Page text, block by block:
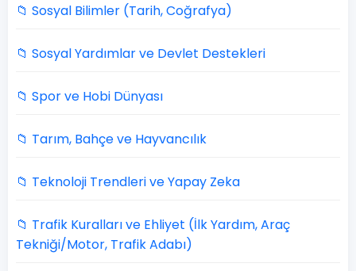
📁 Sosyal Bilimler (Tarih, Coğrafya)
📁 Sosyal Yardımlar ve Devlet Destekleri
📁 Spor ve Hobi Dünyası
📁 Tarım, Bahçe ve Hayvancılık
📁 Teknoloji Trendleri ve Yapay Zeka
📁 Trafik Kuralları ve Ehliyet (İlk Yardım, Araç
Tekniği/Motor, Trafik Adabı)